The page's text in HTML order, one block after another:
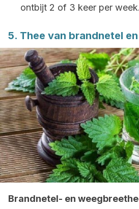
ontbijt 2 of 3 keer per week.
5. Thee van brandnetel
Brandnetel- en